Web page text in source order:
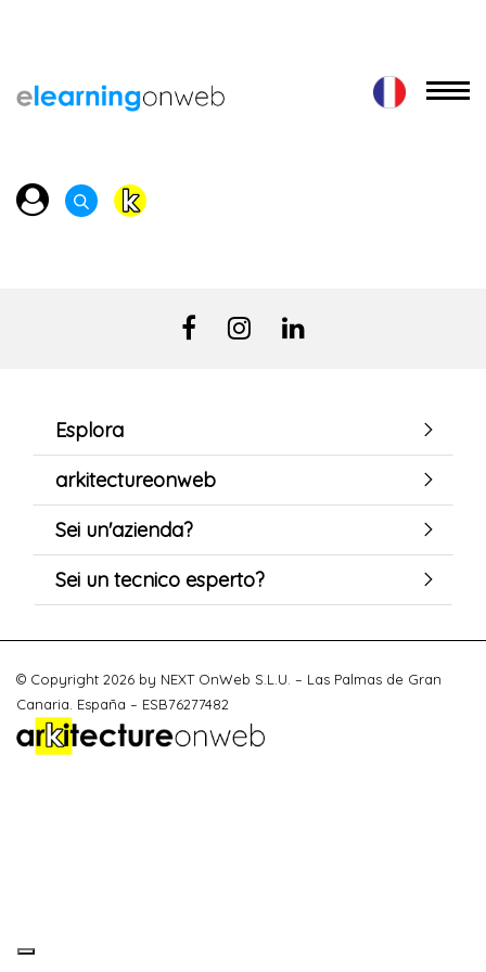
Esplora
arkitectureonweb
Sei un'azienda?
Sei un tecnico esperto?
© Copyright 2026 by NEXT OnWeb S.L.U. – Las Palmas de Gran
Canaria. España – ESB76277482